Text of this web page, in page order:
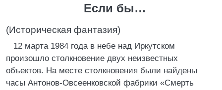
Если бы…
(Историческая фантазия)
12 марта 1984 года в небе над Иркутском
произошло столкновение двух неизвестных
объектов. На месте столкновения были найдены
часы Антонов-Овсеенковской фабрики «Смерть